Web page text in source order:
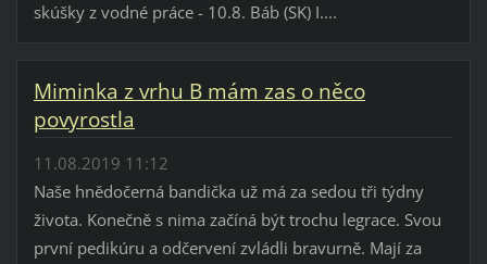
skúšky z vodné práce - 10.8. Báb (SK) I....
Miminka z vrhu B mám zas o něco
povyrostla
11.08.2019 11:12
Naše hnědočerná bandička už má za sedou tři týdny
života. Konečně s nima začíná být trochu legrace. Svou
první pedikúru a odčervení zvládli bravurně. Mají za